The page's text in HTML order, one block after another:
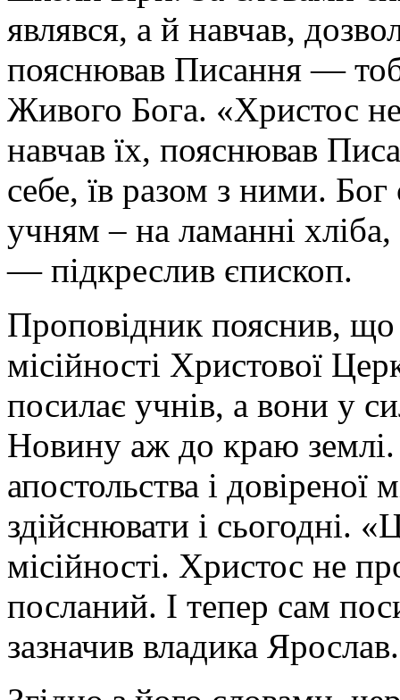
являвся, а й навчав,
пояснював Писання —
Живого Бога. «Христос
навчав їх, пояснював
себе, їв разом з ними. Бог
учням – на ламанні
— підкреслив єпископ.
Проповідник пояснив, що
місійності Христової
посилає учнів, а вони у
Новину аж до краю
апостольства і довіреної
здійснювати і сьогодні.
місійності. Христос не
посланий. І тепер сам
зазначив владика Ярослав.